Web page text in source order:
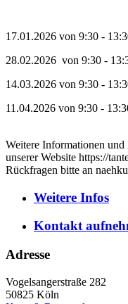
17.01.2026 von 9:30 -
28.02.2026 von 9:30 -
14.03.2026 von 9:30 -
11.04.2026 von 9:30 -
Weitere Informationen
unserer Website https://
Rückfragen bitte an
Weitere Infos
Kontakt
Adresse
Vogelsangerstraße 282
50825 Köln